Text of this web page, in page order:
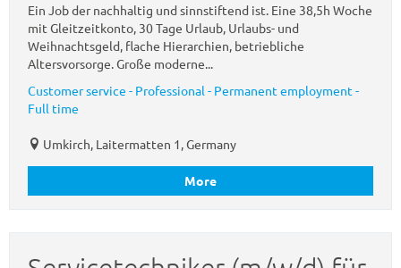
Ein Job der nachhaltig und sinnstiftend ist. Eine 38,5h Woche
mit Gleitzeitkonto, 30 Tage Urlaub, Urlaubs- und
Weihnachtsgeld, flache Hierarchien, betriebliche
Altersvorsorge. Große moderne...
Customer service - Professional - Permanent employment -
Full time
Umkirch, Laitermatten 1, Germany
More